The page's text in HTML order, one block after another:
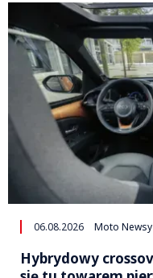
06.08.2026 Moto Newsy
Hybrydowy